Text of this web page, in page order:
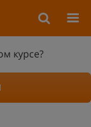
курсе?